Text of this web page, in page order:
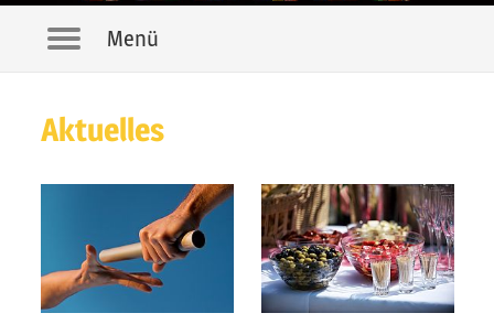
NavigationMenü
Aktuelles